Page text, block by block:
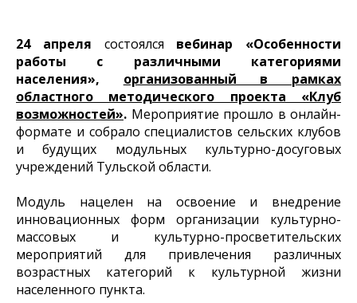
24 апреля состоялся вебинар «Особенности
работы с различными категориями
населения», организованный в рамках
областного методического проекта «Клуб
возможностей». Мероприятие прошло в онлайн-
формате и собрало специалистов сельских клубов
и будущих модульных культурно-досуговых
учреждений Тульской области.
Модуль нацелен на освоение и внедрение
инновационных форм организации культурно-
массовых и культурно-просветительских
мероприятий для привлечения различных
возрастных категорий к культурной жизни
населенного пункта.